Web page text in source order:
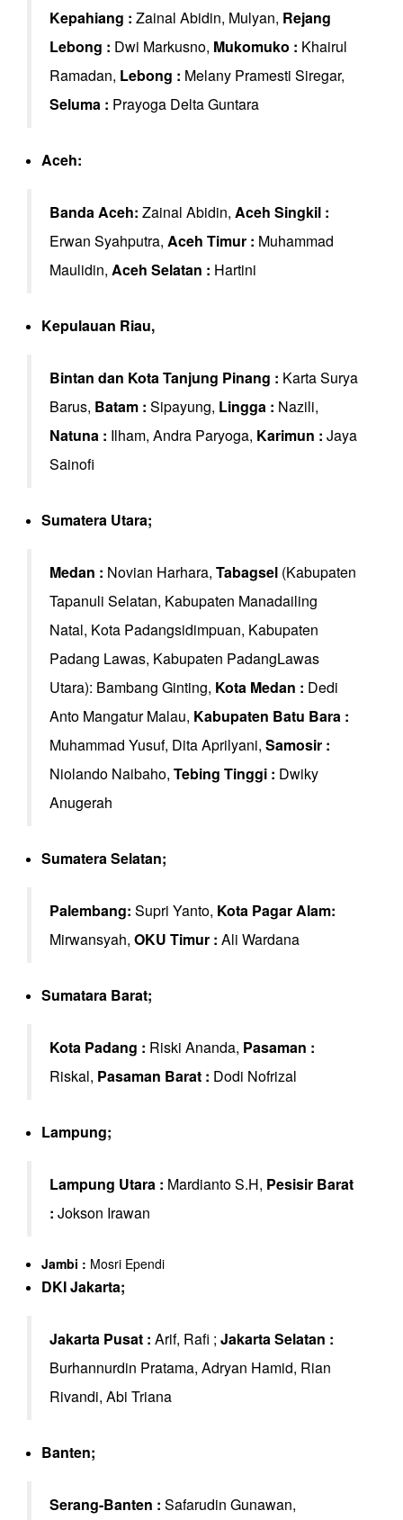
Kepahiang : Zainal Abidin, Mulyan, Rejang
Lebong : Dwi Markusno, Mukomuko : Khairul
Ramadan, Lebong : Melany Pramesti Siregar,
Seluma : Prayoga Delta Guntara
Aceh:
Banda Aceh: Zainal Abidin, Aceh Singkil :
Erwan Syahputra, Aceh Timur : Muhammad
Maulidin, Aceh Selatan : Hartini
Kepulauan Riau,
Bintan dan Kota Tanjung Pinang : Karta Surya
Barus, Batam : Sipayung, Lingga : Nazili,
Natuna : Ilham, Andra Paryoga, Karimun : Jaya
Sainofi
Sumatera Utara;
Medan : Novian Harhara, Tabagsel (Kabupaten
Tapanuli Selatan, Kabupaten Manadailing
Natal, Kota Padangsidimpuan, Kabupaten
Padang Lawas, Kabupaten PadangLawas
Utara): Bambang Ginting, Kota Medan : Dedi
Anto Mangatur Malau, Kabupaten Batu Bara :
Muhammad Yusuf, Dita Aprilyani, Samosir :
Niolando Naibaho, Tebing Tinggi : Dwiky
Anugerah
Sumatera Selatan;
Palembang: Supri Yanto, Kota Pagar Alam:
Mirwansyah, OKU Timur : Ali Wardana
Sumatara Barat;
Kota Padang : Riski Ananda, Pasaman :
Riskal, Pasaman Barat : Dodi Nofrizal
Lampung;
Lampung Utara : Mardianto S.H, Pesisir Barat
: Jokson Irawan
Jambi : Mosri Ependi
DKI Jakarta;
Jakarta Pusat : Arif, Rafi ; Jakarta Selatan :
Burhannurdin Pratama, Adryan Hamid, Rian
Rivandi, Abi Triana
Banten;
Serang-Banten : Safarudin Gunawan,